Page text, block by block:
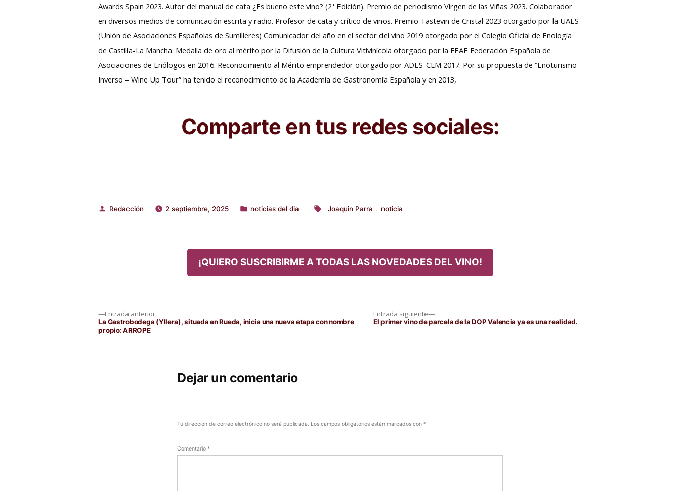
Awards Spain 2023. Autor del manual de cata ¿Es bueno este vino? (2ª Edición). Premio de periodismo Virgen de las Viñas 2023. Colaborador
en diversos medios de comunicación escrita y radio. Profesor de cata y crítico de vinos. Premio Tastevin de Cristal 2023 otorgado por la UAES
(Unión de Asociaciones Españolas de Sumilleres) Comunicador del año en el sector del vino 2019 otorgado por el Colegio Oficial de Enología
de Castilla-La Mancha. Medalla de oro al mérito por la Difusión de la Cultura Vitivinícola otorgado por la FEAE Federación Española de
Asociaciones de Enólogos en 2016. Reconocimiento al Mérito emprendedor otorgado por ADES-CLM 2017. Por su propuesta de “Enoturismo
Inverso – Wine Up Tour” ha tenido el reconocimiento de la Academia de Gastronomía Española y en 2013,
Comparte en tus redes sociales:
Publicado
Redacción 2 septiembre, 2025
Publicado
noticias del dia
Etiquetas:
Joaquin Parra , noticia
¡QUIERO SUSCRIBIRME A TODAS LAS NOVEDADES DEL VINO!
Entrada anteriorEntrada
anterior:
La Gastrobodega (Yllera), situada en Rueda, inicia una nueva etapa con nombre
propio: ARROPE
Entrada siguiente
Entrada
siguiente:
El primer vino de parcela de la DOP Valencia ya es una realidad.
Dejar un comentario
Tu dirección de correo electrónico no será publicada. Los campos obligatorios están marcados con *
Comentario *